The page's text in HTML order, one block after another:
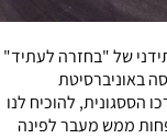
של "בחזרה לעתיד"
להנדסה באוניברסיטת
להוכיח לנו
ממש מעבר לפינה